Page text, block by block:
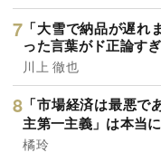
「大雪で納品が遅
った言葉がド正論す
川上 徹也
「市場経済は最悪
主第一主義」は本当
橘玲